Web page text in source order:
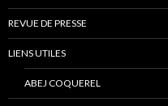
REVUE DE PRESSE
LIENS UTILES
ABEJ COQUEREL